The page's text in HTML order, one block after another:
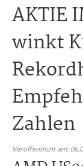
AKTIE
winkt
Zahlen
Veröffentlicht am: